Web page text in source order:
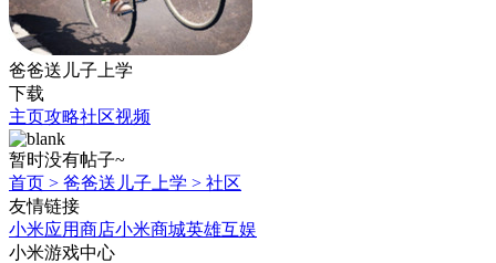
爸爸送儿子上学
下载
主页攻略社区视频
暂时没有帖子~
首页 > 爸爸送儿子上学 > 社区
友情链接
小米应用商店小米商城英雄互娱
小米游戏中心